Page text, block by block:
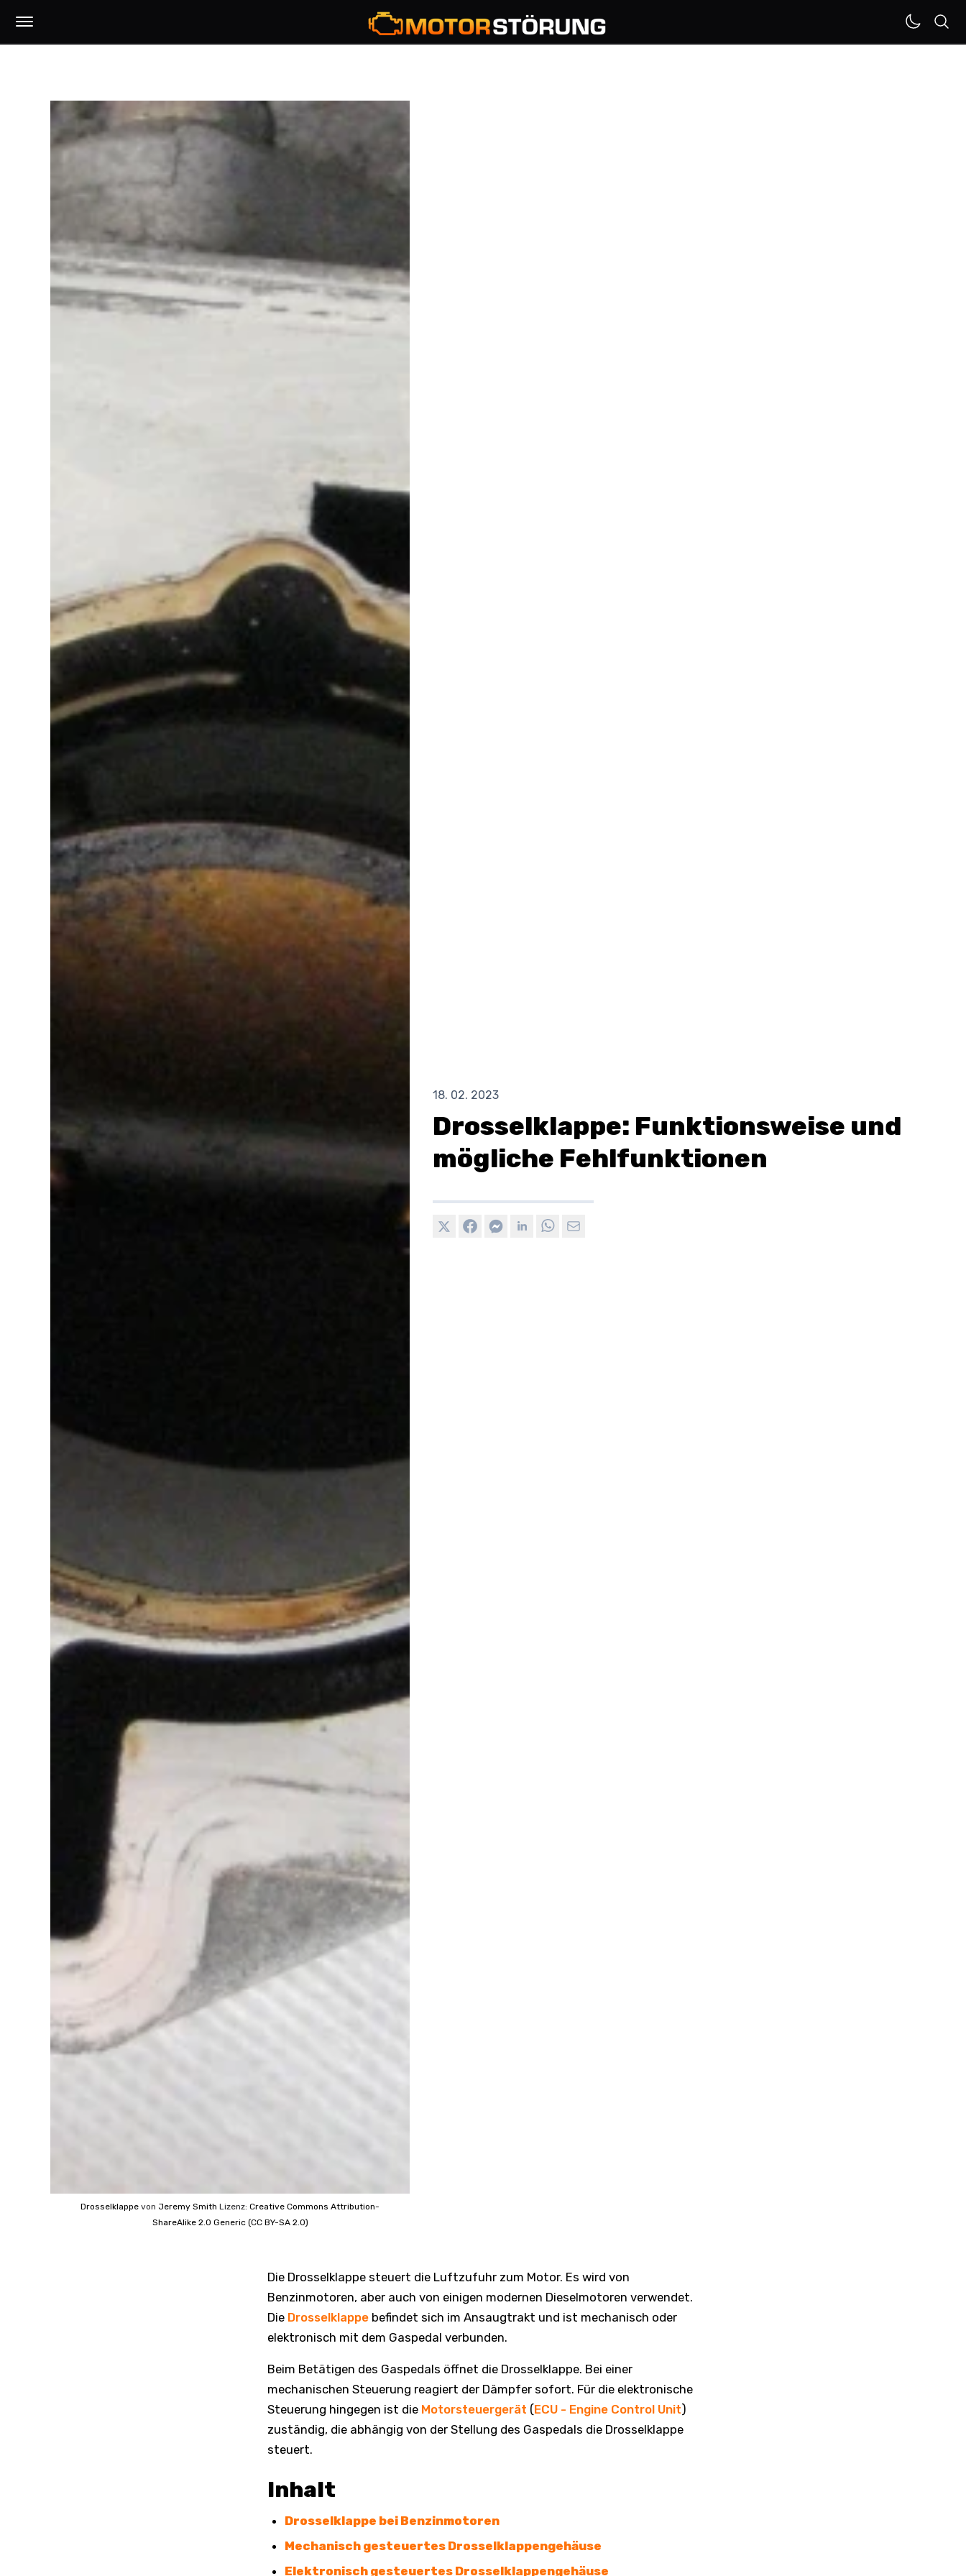
18. 02. 2023
Drosselklappe: Funktionsweise und
mögliche Fehlfunktionen
Drosselklappe von Jeremy Smith Lizenz: Creative Commons Attribution-
ShareAlike 2.0 Generic (CC BY-SA 2.0)
Die Drosselklappe steuert die Luftzufuhr zum Motor. Es wird von
Benzinmotoren, aber auch von einigen modernen Dieselmotoren verwendet.
Die Drosselklappe befindet sich im Ansaugtrakt und ist mechanisch oder
elektronisch mit dem Gaspedal verbunden.
Beim Betätigen des Gaspedals öffnet die Drosselklappe. Bei einer
mechanischen Steuerung reagiert der Dämpfer sofort. Für die elektronische
Steuerung hingegen ist die Motorsteuergerät (ECU - Engine Control Unit)
zuständig, die abhängig von der Stellung des Gaspedals die Drosselklappe
steuert.
Inhalt
Drosselklappe bei Benzinmotoren
Mechanisch gesteuertes Drosselklappengehäuse
Elektronisch gesteuertes Drosselklappengehäuse